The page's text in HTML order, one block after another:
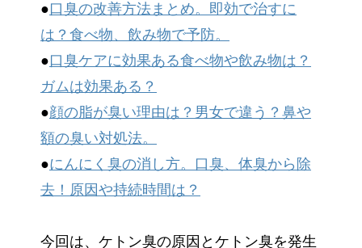
●口臭の改善方法まとめ。即効で治すに
は？食べ物、飲み物で予防。
●口臭ケアに効果ある食べ物や飲み物は？
ガムは効果ある？
●顔の脂が臭い理由は？男女で違う？鼻や
額の臭い対処法。
●にんにく臭の消し方。口臭、体臭から除
去！原因や持続時間は？
今回は、ケトン臭の原因とケトン臭を発生